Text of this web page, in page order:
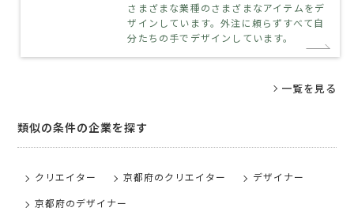
さまざまな業種のさまざまなアイテムをデ
ザインしています。外注に頼らずすべて自
分たちの手でデザインしています。
一覧を見る
類似の条件の企業を探す
クリエイター 京都府のクリエイター
デザイナー
京都府のデザイナー